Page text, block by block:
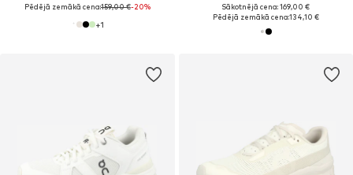
Pēdējā zemākā cena:159,00 €-20%
+1
Sākotnējā cena: 169,00 €
Pēdējā zemākā cena:134,10 €